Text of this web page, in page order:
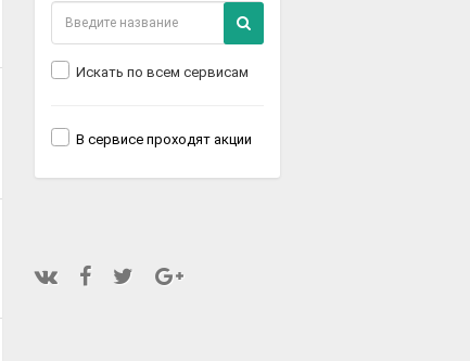
Искать по всем сервисам
В сервисе проходят акции